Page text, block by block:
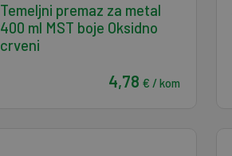
Temeljni premaz za metal
400 ml MST boje Oksidno
crveni
4,78€ / kom